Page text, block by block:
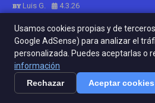
Luis G. 4.3.26
Posts
El caso COVID-19:
Wuhan y la revolución del
24.7.26
Usamos cookies propias y de
Google AdSense) para analizar el
personalizada. Puedes aceptarlas o
información
Rechazar
Aceptar cookies